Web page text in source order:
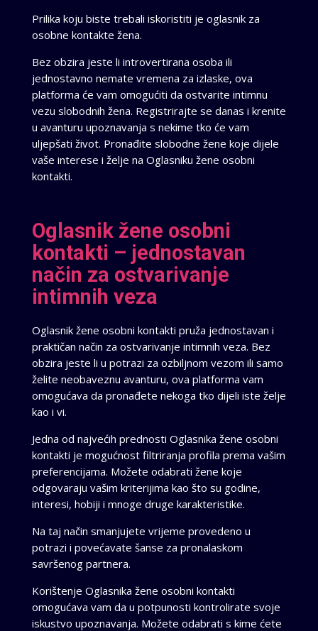
Prilika koju biste trebali iskoristiti je oglasnik za
osobne kontakte žena.
Bez obzira jeste li introvertirana osoba ili
jednostavno nemate vremena za izlaske, ova
platforma će vam omogućiti da ostvarite intimnu
vezu slobodnih žena. Registrirajte se danas i krenite
u avanturu upoznavanja s nekime tko će vam
uljepšati život. Pronađite slobodne žene koje dijele
vaše interese i želje na Oglasniku žene osobni
kontakti.
Oglasnik žene osobni
kontakti – jednostavan
način za ostvarivanje
intimnih veza
Oglasnik žene osobni kontakti pruža jednostavan i
praktičan način za ostvarivanje intimnih veza. Bez
obzira jeste li u potrazi za ozbiljnom vezom ili samo
želite neobaveznu avanturu, ova platforma vam
omogućava da pronađete nekoga tko dijeli iste želje
kao i vi.
Jedna od najvećih prednosti Oglasnika žene osobni
kontakti je mogućnost filtriranja profila prema vašim
preferencijama. Možete odabrati žene koje
odgovaraju vašim kriterijima kao što su godine,
interesi, hobiji i mnoge druge karakteristike.
Na taj način smanjujete vrijeme provedeno u
potrazi i povećavate šanse za pronalaskom
savršenog partnera.
Korištenje Oglasnika žene osobni kontakti
omogućava vam da u potpunosti kontrolirate svoje
iskustvo upoznavanja. Možete odabrati s kime ćete